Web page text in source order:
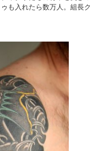
も入れたら数万人。組長ク